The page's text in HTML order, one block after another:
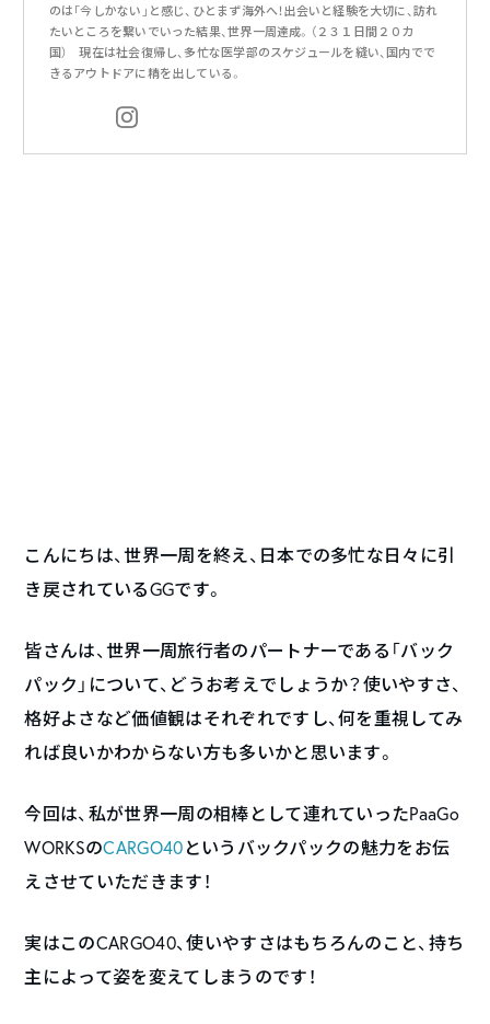
のは「今しかない」と感じ、ひとまず海外へ！出会いと経験を大切に、訪れ
たいところを繋いでいった結果、世界一周達成。（２３１日間２０カ
国） 現在は社会復帰し、多忙な医学部のスケジュールを縫い、国内でで
きるアウトドアに精を出している。
こんにちは、世界一周を終え、日本での多忙な日々に引
き戻されているGGです。
皆さんは、世界一周旅行者のパートナーである「バック
パック」について、どうお考えでしょうか？使いやすさ、
格好よさなど価値観はそれぞれですし、何を重視してみ
れば良いかわからない方も多いかと思います。
今回は、私が世界一周の相棒として連れていったPaaGo
WORKSのCARGO40というバックパックの魅力をお伝
えさせていただきます！
実はこのCARGO40、使いやすさはもちろんのこと、持ち
主によって姿を変えてしまうのです！